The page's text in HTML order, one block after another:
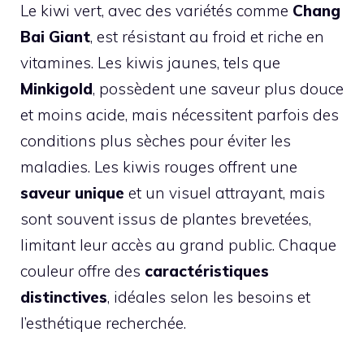
Le kiwi vert, avec des variétés comme Chang
Bai Giant, est résistant au froid et riche en
vitamines. Les kiwis jaunes, tels que
Minkigold, possèdent une saveur plus douce
et moins acide, mais nécessitent parfois des
conditions plus sèches pour éviter les
maladies. Les kiwis rouges offrent une
saveur unique et un visuel attrayant, mais
sont souvent issus de plantes brevetées,
limitant leur accès au grand public. Chaque
couleur offre des caractéristiques
distinctives, idéales selon les besoins et
l’esthétique recherchée.